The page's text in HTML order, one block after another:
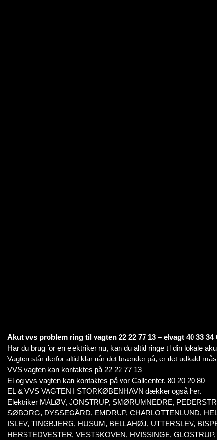
Akut vvs problem ring til vagten 22 22 77 13 – elvagt 40 33 34
Har du brug for en elektriker nu, kan du altid ringe til din lokale
Vagten står derfor altid klar når det brænder på, er det udkald
VVS vagten kan kontaktes på 22 22 77 13
El og vvs vagten kan kontaktes på vor Callcenter. 80 20 20 80
EL & VVS VAGTEN I STORKØBENHAVN dækker også her.
Elektriker MÅLØV, JONSTRUP, SMØRUMNEDRE,
SØBORG, DYSSEGÅRD, EMDRUP, CHARLOTTENLUND,
ISLEV, TINGBJERG, HUSUM, BELLAHØJ, UTTERSLEV,
HERSTEDVESTER, VESTSKOVEN, HVISSINGE,